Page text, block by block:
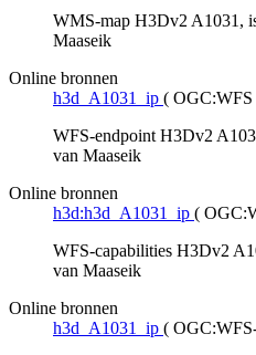
WMS-map H3Dv2 A1031,
Maaseik
Online bronnen
h3d_A1031_ip ( OGC:WFS
WFS-endpoint H3Dv2
van Maaseik
Online bronnen
h3d:h3d_A1031_ip (
WFS-capabilities H3Dv2
van Maaseik
Online bronnen
h3d_A1031_ip (